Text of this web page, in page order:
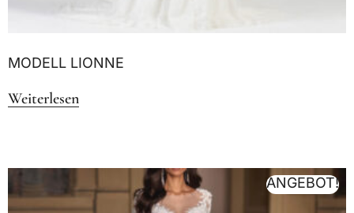
MODELL LIONNE
Weiterlesen
ANGEBOT!